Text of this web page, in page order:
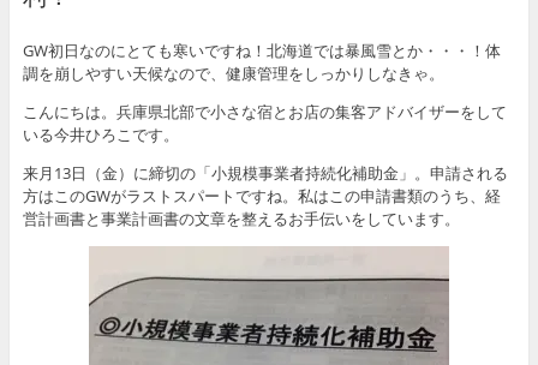
GW初日なのにとても寒いですね！北海道では暴風雪とか・・・！体
調を崩しやすい天候なので、健康管理をしっかりしなきゃ。
こんにちは。兵庫県北部で小さな宿とお店の集客アドバイザーをして
いる今井ひろこです。
来月13日（金）に締切の「小規模事業者持続化補助金」。申請される
方はこのGWがラストスパートですね。私はこの申請書類のうち、経
営計画書と事業計画書の文章を整えるお手伝いをしています。